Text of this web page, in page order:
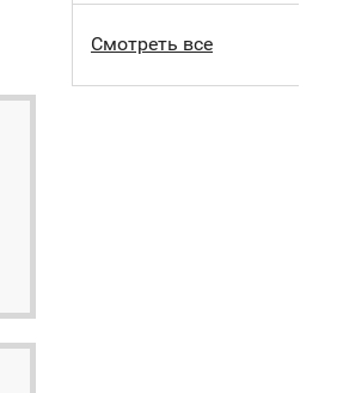
Смотреть все